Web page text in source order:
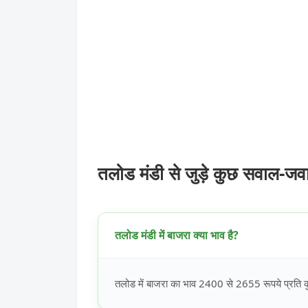
तलोड मंडी से जुड़े कुछ सवाल-
तलोड मंडी में बाजरा क्या भाव है?
तलोड में बाजरा का भाव 2400 से 2655 रूपये प्रति